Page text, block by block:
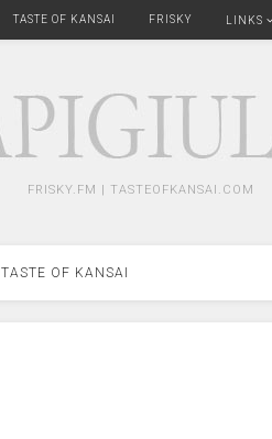
TASTE OF KANSAI FRISKY LINKS
FRISKY.FM | TASTEOFKANSAI.COM
TASTE OF KANSAI